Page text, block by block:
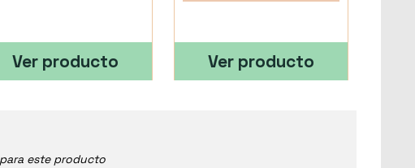
Ver producto Ver producto
este producto